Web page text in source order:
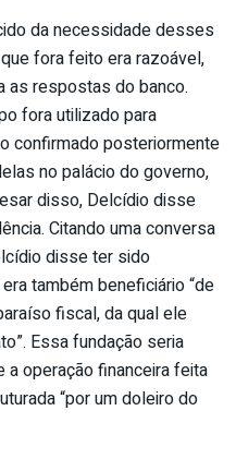
da necessidade desses
fora feito era razoável,
as respostas do banco.
fora utilizado para
confirmado posteriormente
no palácio do governo,
disso, Delcídio disse
Citando uma conversa
disse ter sido
também beneficiário “de
fiscal, da qual ele
Essa fundação seria
operação financeira feita
“por um doleiro do